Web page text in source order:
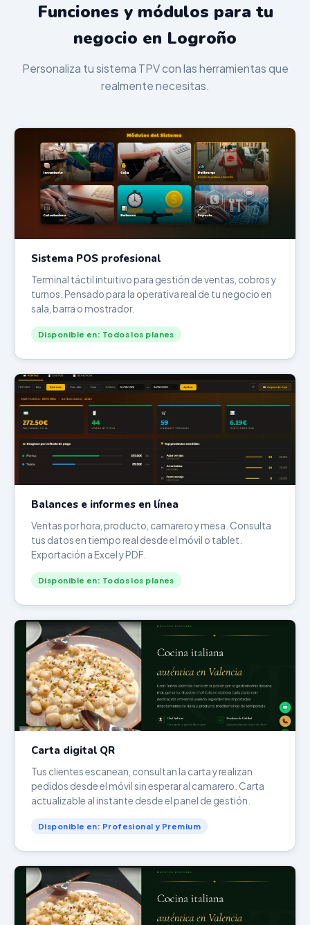
Funciones y módulos para tu
negocio en Logroño
Personaliza tu sistema TPV con las herramientas que
realmente necesitas.
Sistema POS profesional
Terminal táctil intuitivo para gestión de ventas, cobros y
turnos. Pensado para la operativa real de tu negocio en
sala, barra o mostrador.
Disponible en: Todos los planes
Balances e informes en línea
Ventas por hora, producto, camarero y mesa. Consulta
tus datos en tiempo real desde el móvil o tablet.
Exportación a Excel y PDF.
Disponible en: Todos los planes
Carta digital QR
Tus clientes escanean, consultan la carta y realizan
pedidos desde el móvil sin esperar al camarero. Carta
actualizable al instante desde el panel de gestión.
Disponible en: Profesional y Premium